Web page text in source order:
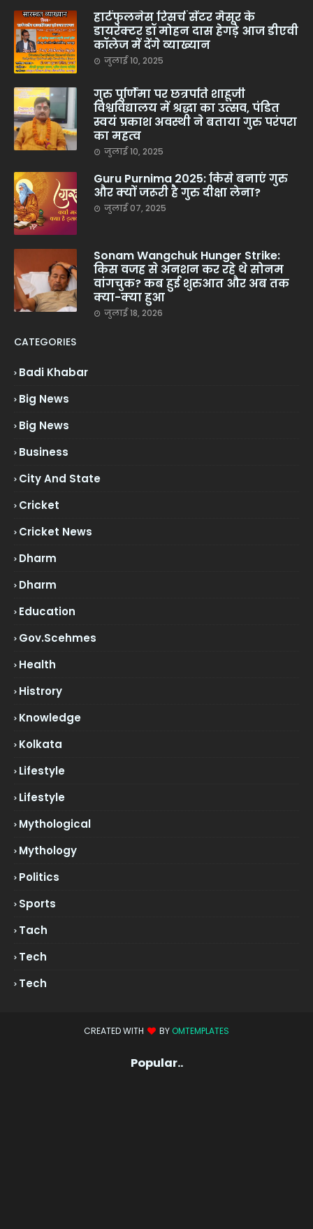
हार्टफुलनेस रिसर्च सेंटर मैसूर के
डायरेक्टर डॉ मोहन दास हेगड़े आज डीएवी
कॉलेज में देंगे व्याख्यान
जुलाई 10, 2025
गुरु पूर्णिमा पर छत्रपति शाहूजी
विश्वविद्यालय में श्रद्धा का उत्सव, पंडित
स्वयं प्रकाश अवस्थी ने बताया गुरु परंपरा
का महत्व
जुलाई 10, 2025
Guru Purnima 2025: किसे बनाएं गुरु
और क्यों जरूरी है गुरु दीक्षा लेना?
जुलाई 07, 2025
Sonam Wangchuk Hunger Strike:
किस वजह से अनशन कर रहे थे सोनम
वांगचुक? कब हुई शुरुआत और अब तक
क्या-क्या हुआ
जुलाई 18, 2026
CATEGORIES
Badi Khabar
Big News
Big News
Business
City And State
Cricket
Cricket News
Dharm
Dharm
Education
Gov.scehmes
Health
Histrory
Knowledge
Kolkata
Lifestyle
Lifestyle
Mythological
Mythology
Politics
Sports
Tach
Tech
Tech
CREATED WITH BY OMTEMPLATES
Popular..